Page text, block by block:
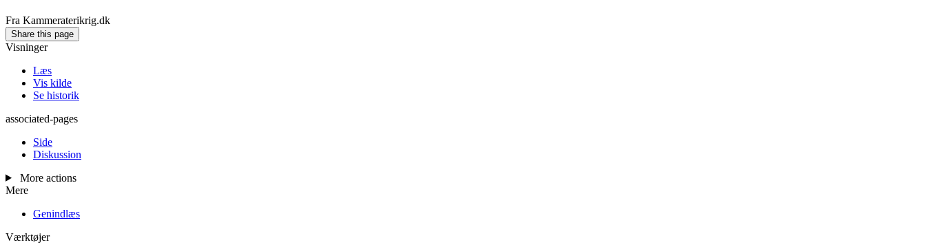
Fra Kammeraterikrig.dk
Share this page
Visninger
Læs
Vis kilde
Se historik
associated-pages
Side
Diskussion
More actions
Mere
Genindlæs
Værktøjer